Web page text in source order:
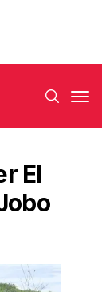
El